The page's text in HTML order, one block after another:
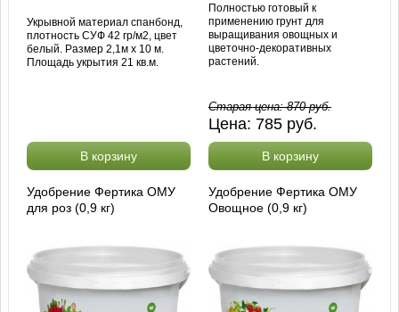
Укрывной материал спанбонд,
плотность СУФ 42 гр/м2, цвет
белый. Размер 2,1м х 10 м.
Площадь укрытия 21 кв.м.
В корзину
Полностью готовый к
применению грунт для
выращивания овощных и
цветочно-декоративных
растений.
Старая цена:870руб.
Цена: 785 руб.
В корзину
Удобрение Фертика ОМУ
для роз (0,9 кг)
Удобрение Фертика ОМУ
Овощное (0,9 кг)